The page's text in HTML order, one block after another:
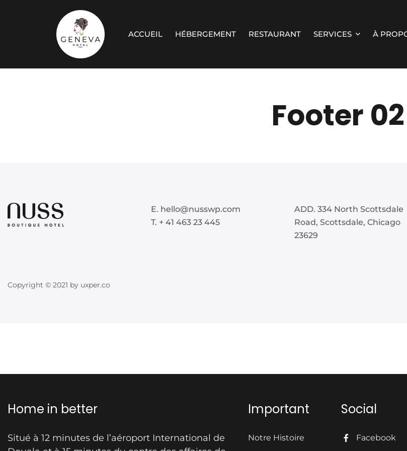
ACCUEIL HÉBERGEMENT RESTAURANT SERVICES À
Footer 02
E. hello@nusswp.com
T. + 41 463 23 445
ADD. 334 North Scottsdale
Road, Scottsdale, Chicago
23629
Copyright © 2021 by uxper.co
Home in better
Situé à 12 minutes de l’aéroport International de
Important
Notre Histoire
Social
Facebook